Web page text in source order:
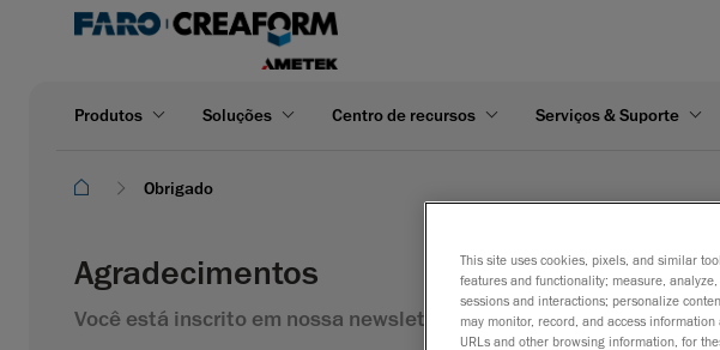
Produtos Soluções Centro de recursos Serviços & Suporte
Obrigado
Agradecimentos
Você está inscrito em nossa newsletter
This site uses cookies, pixels, and similar
features and functionality; measure,
sessions and interactions; personalize
may monitor, record, and access
URLs and other browsing information, for